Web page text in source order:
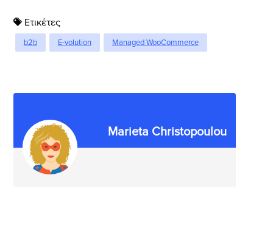
Ετικέτες
b2b E-volution Managed WooCommerce
Marieta Christopoulou